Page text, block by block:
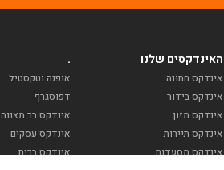
.
אופנה וטקסטיל
דפוסגרף
אינדקס בר מצווה
אינדקס עסקים
אינדקס ברית
האינדקסים שלנו
אינדקס חתונה
אינדקס בידור
אינדקס מזון
אינדקס תיירות
אינדקס מסעדות